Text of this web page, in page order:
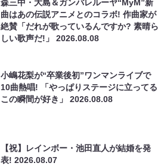
森三中・大島＆ガンバレルーヤ“MyM”新
曲はあの伝説アニメとのコラボ! 作曲家が
絶賛「だれが歌っているんですか? 素晴ら
しい歌声だ!」2026.08.08
小嶋花梨が“卒業後初”ワンマンライブで
10曲熱唱! 「やっぱりステージに立ってる
この瞬間が好き」2026.08.08
【祝】レインボー・池田直人が結婚を発
表!2026.08.07